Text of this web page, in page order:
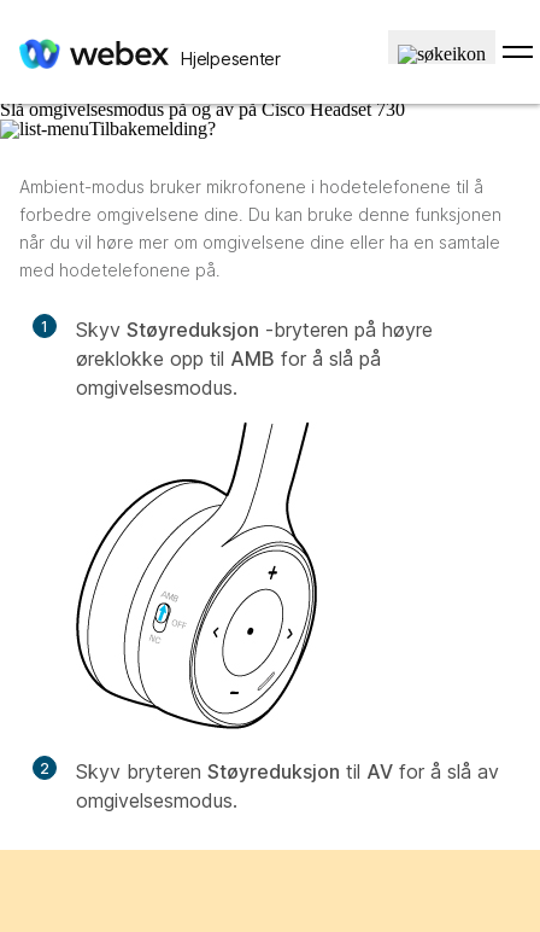
Hjelpesenter
Artikkel
05. desember 2024 |452 visning(er) | 0 personer mente dette var nyttig
Slå omgivelsesmodus på og av på Cisco Headset 730
Tilbakemelding?
Ambient-modus bruker mikrofonene i hodetelefonene til å
forbedre omgivelsene dine. Du kan bruke denne funksjonen
når du vil høre mer om omgivelsene dine eller ha en samtale
med hodetelefonene på.
1 Skyv Støyreduksjon -bryteren på høyre
øreklokke opp til AMB for å slå på
omgivelsesmodus.
2 Skyv bryteren Støyreduksjon til AV for å slå av
omgivelsesmodus.